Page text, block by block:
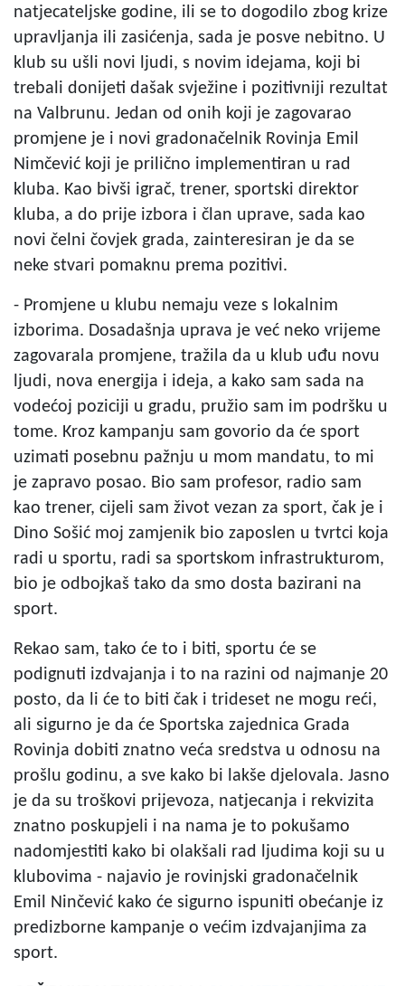
natjecateljske godine, ili se to dogodilo zbog krize
upravljanja ili zasićenja, sada je posve nebitno. U
klub su ušli novi ljudi, s novim idejama, koji bi
trebali donijeti dašak svježine i pozitivniji rezultat
na Valbrunu. Jedan od onih koji je zagovarao
promjene je i novi gradonačelnik Rovinja Emil
Nimčević koji je prilično implementiran u rad
kluba. Kao bivši igrač, trener, sportski direktor
kluba, a do prije izbora i član uprave, sada kao
novi čelni čovjek grada, zainteresiran je da se
neke stvari pomaknu prema pozitivi.
- Promjene u klubu nemaju veze s lokalnim
izborima. Dosadašnja uprava je već neko vrijeme
zagovarala promjene, tražila da u klub uđu novu
ljudi, nova energija i ideja, a kako sam sada na
vodećoj poziciji u gradu, pružio sam im podršku u
tome. Kroz kampanju sam govorio da će sport
uzimati posebnu pažnju u mom mandatu, to mi
je zapravo posao. Bio sam profesor, radio sam
kao trener, cijeli sam život vezan za sport, čak je i
Dino Sošić moj zamjenik bio zaposlen u tvrtci koja
radi u sportu, radi sa sportskom infrastrukturom,
bio je odbojkaš tako da smo dosta bazirani na
sport.
Rekao sam, tako će to i biti, sportu će se
podignuti izdvajanja i to na razini od najmanje 20
posto, da li će to biti čak i trideset ne mogu reći,
ali sigurno je da će Sportska zajednica Grada
Rovinja dobiti znatno veća sredstva u odnosu na
prošlu godinu, a sve kako bi lakše djelovala. Jasno
je da su troškovi prijevoza, natjecanja i rekvizita
znatno poskupjeli i na nama je to pokušamo
nadomjestiti kako bi olakšali rad ljudima koji su u
klubovima - najavio je rovinjski gradonačelnik
Emil Ninčević kako će sigurno ispuniti obećanje iz
predizborne kampanje o većim izdvajanjima za
sport.